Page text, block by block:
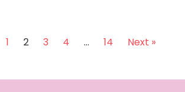
1 2 3 4 … 14 Next »